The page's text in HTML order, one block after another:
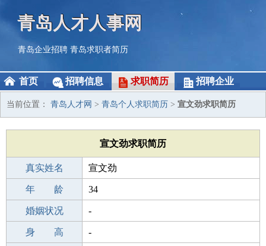
青岛人才人事网
青岛企业招聘 青岛求职者简历
首页 招聘信息 求职简历 招聘企业
当前位置： 青岛人才网 > 青岛个人求职简历 > 宣文劲求职简历
宣文劲求职简历
真实姓名 宣文劲
性 别 男
年 龄 34
出生年月 1992-05-13
婚姻状况 -
学 历 本科
身 高 -